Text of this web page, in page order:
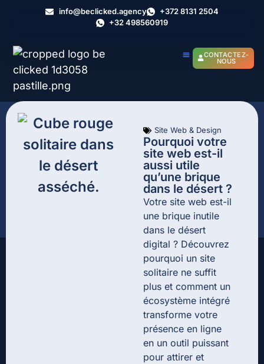
info@beclicked.agency
+372 8131 2504
+32 498560919
CONTACTEZ-
NOUS
Site Web & Design
Pourquoi votre
site web est-il
aussi utile
qu’une brique
dans le désert ?
Votre site web est-il
une brique inutile
dans le désert
digital ? Découvrez
pourquoi un site
solitaire ne suffit
plus et comment un
écosystème intégré
transforme votre
présence en ligne
en un outil puissant
pour attirer et